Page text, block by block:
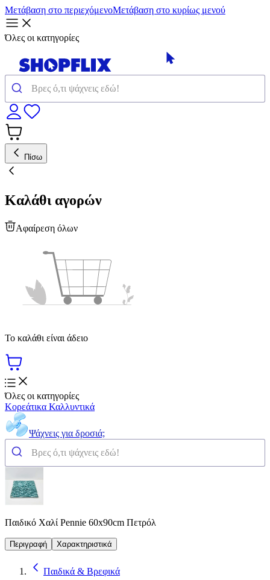
Μετάβαση στο περιεχόμενοΜετάβαση στο κυρίως μενού
Όλες οι κατηγορίες
Πίσω
Καλάθι αγορών
Αφαίρεση όλων
Το καλάθι είναι άδειο
Όλες οι κατηγορίες
Κορεάτικα Καλλυντικά
Ψάχνεις για δροσιά;
Παιδικό Χαλί Pennie 60x90cm Πετρόλ
Περιγραφή Χαρακτηριστικά
Παιδικά & Βρεφικά